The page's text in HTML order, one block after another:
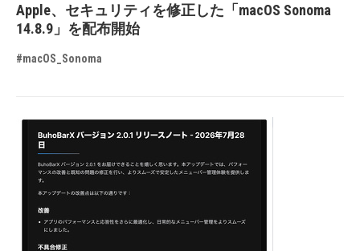
Apple、セキュリティを修正した「macOS Sonoma
14.8.9」を配布開始
#macOS_Sonoma